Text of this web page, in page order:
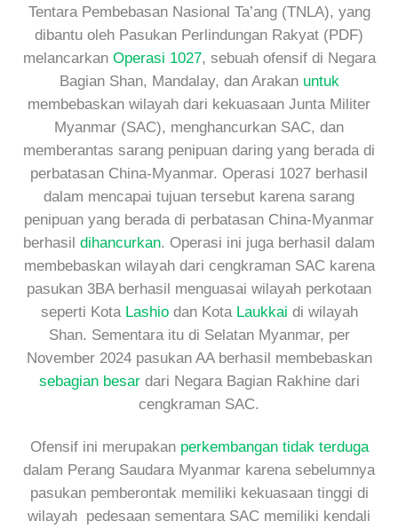
Tentara Pembebasan Nasional Ta’ang (TNLA), yang
dibantu oleh Pasukan Perlindungan Rakyat (PDF)
melancarkan Operasi 1027, sebuah ofensif di Negara
Bagian Shan, Mandalay, dan Arakan untuk
membebaskan wilayah dari kekuasaan Junta Militer
Myanmar (SAC), menghancurkan SAC, dan
memberantas sarang penipuan daring yang berada di
perbatasan China-Myanmar. Operasi 1027 berhasil
dalam mencapai tujuan tersebut karena sarang
penipuan yang berada di perbatasan China-Myanmar
berhasil dihancurkan. Operasi ini juga berhasil dalam
membebaskan wilayah dari cengkraman SAC karena
pasukan 3BA berhasil menguasai wilayah perkotaan
seperti Kota Lashiodan Kota Laukkai di wilayah
Shan. Sementara itu di Selatan Myanmar, per
November 2024 pasukan AA berhasil membebaskan
sebagian besardari Negara Bagian Rakhine dari
cengkraman SAC.
Ofensif ini merupakan perkembangan tidak terduga
dalam Perang Saudara Myanmar karena sebelumnya
pasukan pemberontak memiliki kekuasaan tinggi di
wilayah pedesaan sementara SAC memiliki kendali